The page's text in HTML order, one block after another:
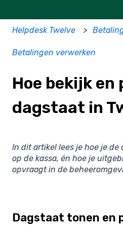
Helpdesk Twelve
Betalingen verwerken
Hoe bekijk en
dagstaat in
In dit artikel lees je hoe je
op de kassa, én hoe je
opvraagt in de
Dagstaat tonen en